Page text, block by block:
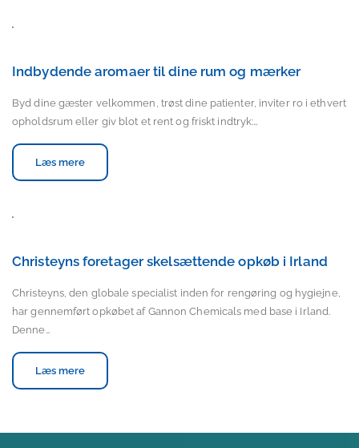
Indbydende aromaer til dine rum og mærker
Byd dine gæster velkommen, trøst dine patienter, inviter ro i ethvert
opholdsrum eller giv blot et rent og friskt indtryk:…
Læs mere
Christeyns foretager skelsættende opkøb i Irland
Christeyns, den globale specialist inden for rengøring og hygiejne,
har gennemført opkøbet af Gannon Chemicals med base i Irland.
Denne…
Læs mere